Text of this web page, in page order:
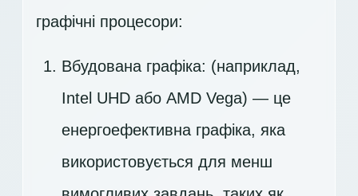
графічні процесори:
Вбудована графіка: (наприклад,
Intel UHD або AMD Vega) — це
енергоефективна графіка, яка
використовується для менш